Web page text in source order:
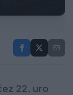
22. uro